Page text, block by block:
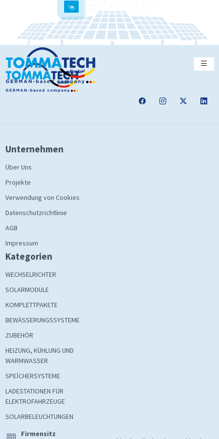
Unternehmen
Über Uns
Projekte
Verwendung von Cookies
Datenschutzrichtlinie
AGB
Impressum
Kategorien
WECHSELRICHTER
SOLARMODULE
KOMPLETTPAKETE
BEWÄSSERUNGSSYSTEME
ZUBEHÖR
HEIZUNG, KÜHLUNG UND
WARMWASSER
SPEİCHERSYSTEME
LADESTATIONEN FÜR
ELEKTROFAHRZEUGE
SOLARBELEUCHTUNGEN
Firmensitz